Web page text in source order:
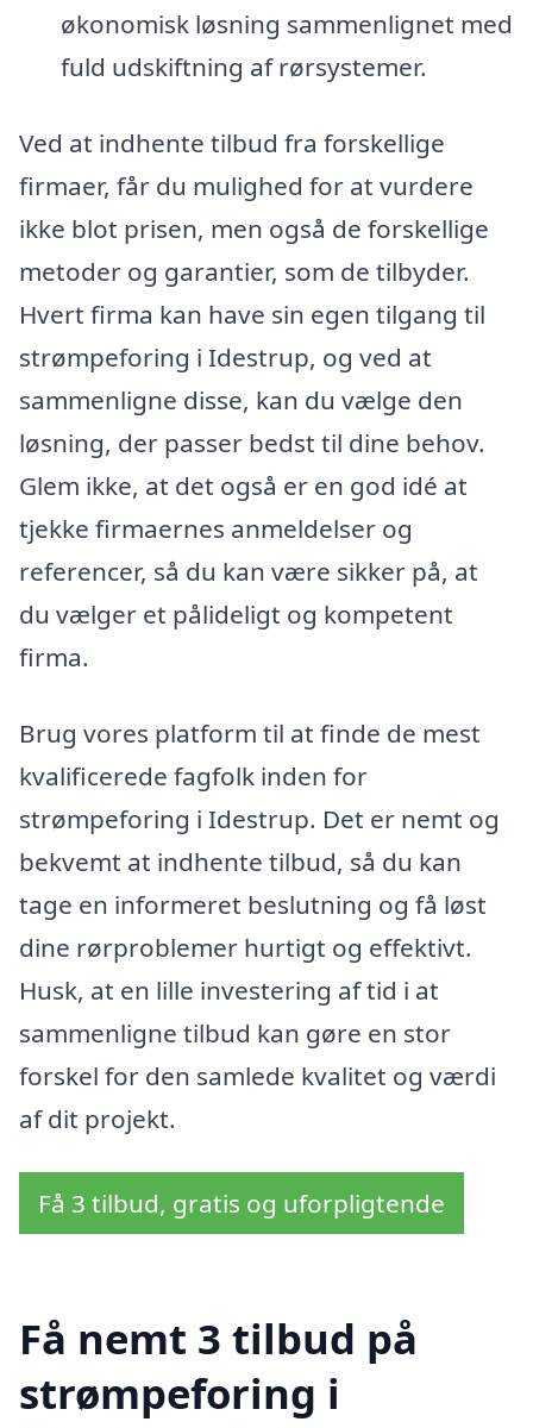
økonomisk løsning sammenlignet med
fuld udskiftning af rørsystemer.
Ved at indhente tilbud fra forskellige
firmaer, får du mulighed for at vurdere
ikke blot prisen, men også de forskellige
metoder og garantier, som de tilbyder.
Hvert firma kan have sin egen tilgang til
strømpeforing i Idestrup, og ved at
sammenligne disse, kan du vælge den
løsning, der passer bedst til dine behov.
Glem ikke, at det også er en god idé at
tjekke firmaernes anmeldelser og
referencer, så du kan være sikker på, at
du vælger et pålideligt og kompetent
firma.
Brug vores platform til at finde de mest
kvalificerede fagfolk inden for
strømpeforing i Idestrup. Det er nemt og
bekvemt at indhente tilbud, så du kan
tage en informeret beslutning og få løst
dine rørproblemer hurtigt og effektivt.
Husk, at en lille investering af tid i at
sammenligne tilbud kan gøre en stor
forskel for den samlede kvalitet og værdi
af dit projekt.
Få 3 tilbud, gratis og uforpligtende
Få nemt 3 tilbud på
strømpeforing i